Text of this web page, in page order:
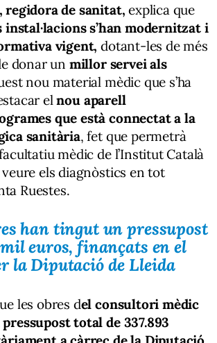
regidora de sanitat,explica que
instal·lacions s’han modernitzat i
vigent, dotant-les de més
donar un millor servei als
nou material mèdic que s’ha
elnou aparell
que està connectat a la
sanitària, fet que permetrà
mèdic de l’Institut Català
els diagnòstics en tot
Ruestes.
han tingut un pressupost
euros, finançats en el
la Diputació de Lleida
les obres del consultori mèdic
total de 337.893